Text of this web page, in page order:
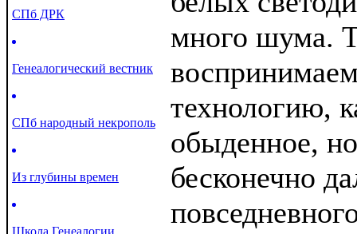
СПб ДРК
Генеалогический вестник
СПб народный некрополь
Из глубины времен
Школа Генеалогии
много шума.
технологию,
обыденное,
бесконечно